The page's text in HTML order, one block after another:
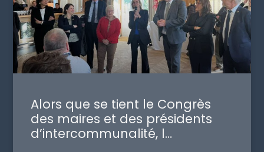
Alors que se tient le Congrès
des maires et des présidents
d’intercommunalité, l…